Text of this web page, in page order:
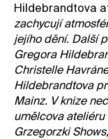
Hildebrandtova
zachycují
jejího dění. Další
Gregora
Christelle
Hildebrandtova
Mainz. V knize
umělcova ateliéru
Grzegorzki